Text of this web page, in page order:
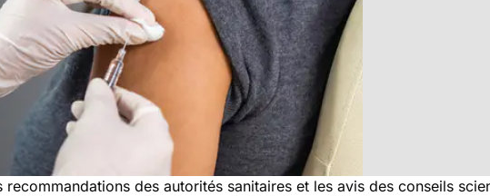
recommandations des autorités sanitaires et les avis des conseils